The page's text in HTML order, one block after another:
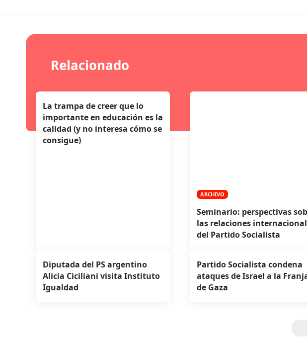
Relacionado
La trampa de creer que lo
importante en educación es la
calidad (y no interesa cómo se
consigue)
ARCHIVO
Seminario: perspectivas
las relaciones
del Partido Socialista
Diputada del PS argentino
Alicia Ciciliani visita Instituto
Igualdad
Partido Socialista condena
ataques de Israel a la
de Gaza